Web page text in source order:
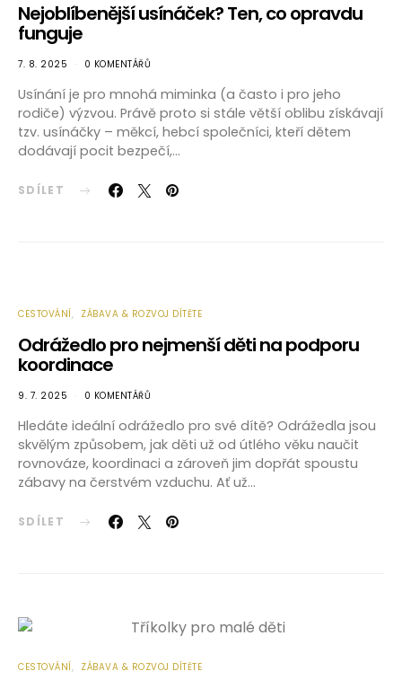
Nejoblíbenější usínáček? Ten, co opravdu
funguje
7. 8. 2025 0 KOMENTÁŘŮ
Usínání je pro mnohá miminka (a často i pro jeho
rodiče) výzvou. Právě proto si stále větší oblibu získávají
tzv. usínáčky – měkcí, hebcí společníci, kteří dětem
dodávají pocit bezpečí,…
SDÍLET
CESTOVÁNÍ ZÁBAVA & ROZVOJ DÍTĚTE
Odrážedlo pro nejmenší děti na podporu
koordinace
9. 7. 2025 0 KOMENTÁŘŮ
Hledáte ideální odrážedlo pro své dítě? Odrážedla jsou
skvělým způsobem, jak děti už od útlého věku naučit
rovnováze, koordinaci a zároveň jim dopřát spoustu
zábavy na čerstvém vzduchu. Ať už…
SDÍLET
CESTOVÁNÍ ZÁBAVA & ROZVOJ DÍTĚTE